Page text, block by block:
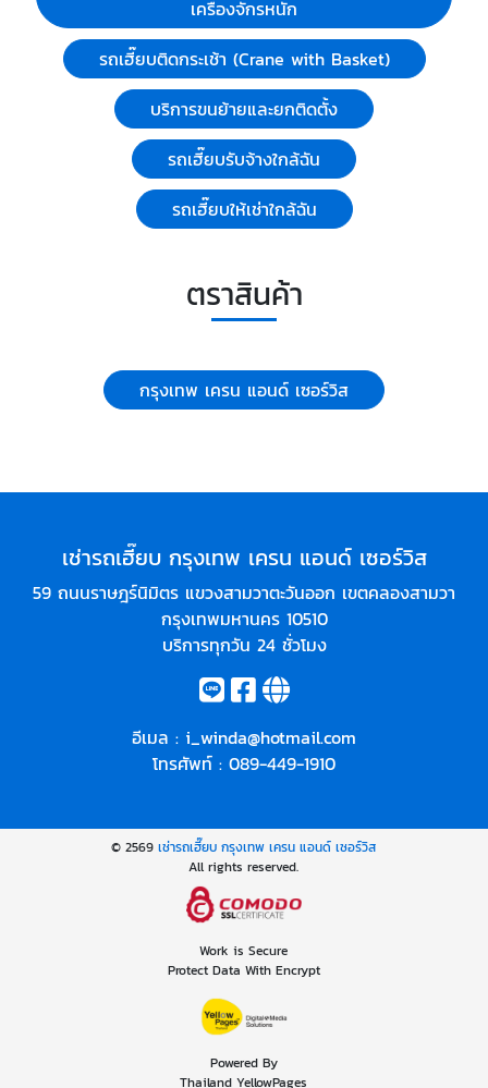
เครื่องจักรหนัก
รถเฮี๊ยบติดกระเช้า (Crane with Basket)
บริการขนย้ายและยกติดตั้ง
รถเฮี๊ยบรับจ้างใกล้ฉัน
รถเฮี๊ยบให้เช่าใกล้ฉัน
ตราสินค้า
กรุงเทพ เครน แอนด์ เซอร์วิส
เช่ารถเฮี๊ยบ กรุงเทพ เครน แอนด์ เซอร์วิส
59 ถนนราษฎร์นิมิตร แขวงสามวาตะวันออก เขตคลองสามวา
กรุงเทพมหานคร 10510
บริการทุกวัน 24 ชั่วโมง
อีเมล : i_winda@hotmail.com
โทรศัพท์ : 089-449-1910
© 2569เช่ารถเฮี๊ยบ กรุงเทพ เครน แอนด์ เซอร์วิส
All rights reserved.
Work is Secure
Protect Data With Encrypt
Powered By
Thailand YellowPages